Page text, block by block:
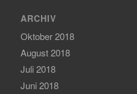
ARCHIV
Oktober 2018
August 2018
Juli 2018
Juni 2018